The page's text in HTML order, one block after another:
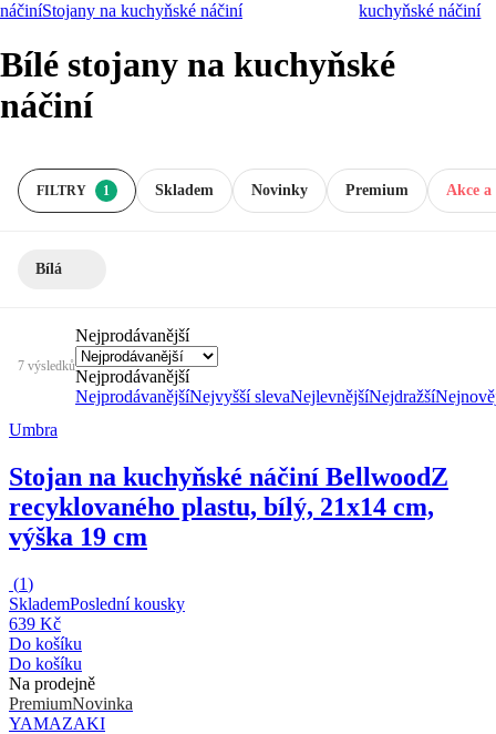
náčiníStojany na kuchyňské náčiní
kuchyňské náčiní
Bílé stojany na kuchyňské
náčiní
FILTRY 1 Skladem Premium
Novinky Akce a
Bílá
7 výsledků
Nejprodávanější
Nejprodávanější
NejprodávanějšíNejvyšší slevaNejlevnějšíNejdražší
Umbra
Stojan na kuchyňské náčiní BellwoodZ
recyklovaného plastu, bílý, 21x14 cm,
výška 19 cm
(1)
SklademPoslední kousky
639 Kč
Do košíku
Do košíku
Na prodejně
PremiumNovinka
YAMAZAKI